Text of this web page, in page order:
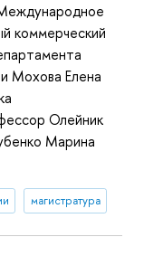
коммерческий
Мохова Елена
Олейник
Марина
магистратура